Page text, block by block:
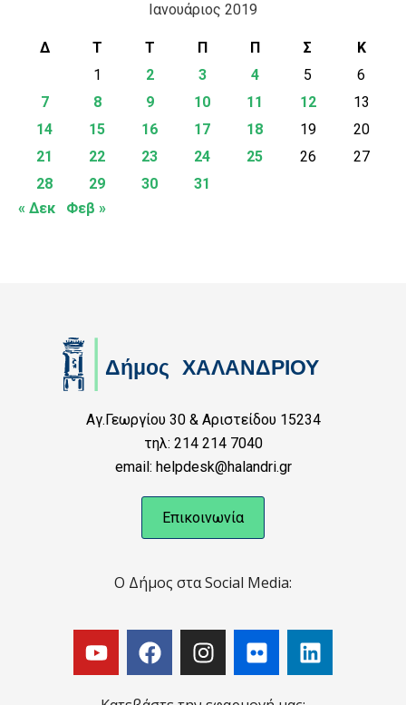
Ιανουάριος 2019
Δ Τ Τ Π Π Σ
Κ
1
2 3 4 5
6
7
8 9 10 11 12
13
14
15 16 17 18 19
20
21
22 23 24 25 26
27
28
29 30
31
« Δεκ
Φεβ »
Αγ.Γεωργίου 30 & Αριστείδου 15234
τηλ: 214 214 7040
email: helpdesk@halandri.gr
Επικοινωνία
Ο Δήμος στα Social Media: